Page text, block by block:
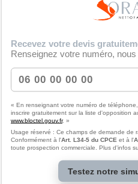
Recevez votre devis
Renseignez votre numéro,
« En renseignant votre numéro de
inscrire gratuitement sur la liste d'opposition
www.bloctel.gouv.fr. »
Usage réservé : Ce champs de demande de
Conformément à l'Art. L34-5 du CPCE et à l'
toute prospection commerciale. Plus d'infos
Testez notre